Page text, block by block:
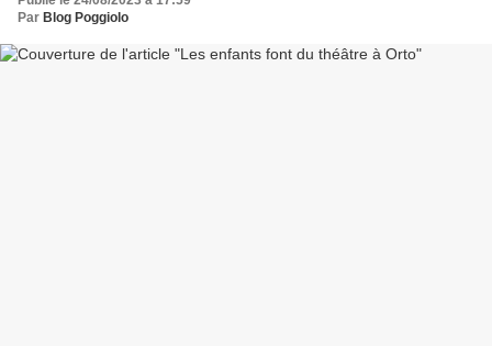
Par Blog Poggiolo